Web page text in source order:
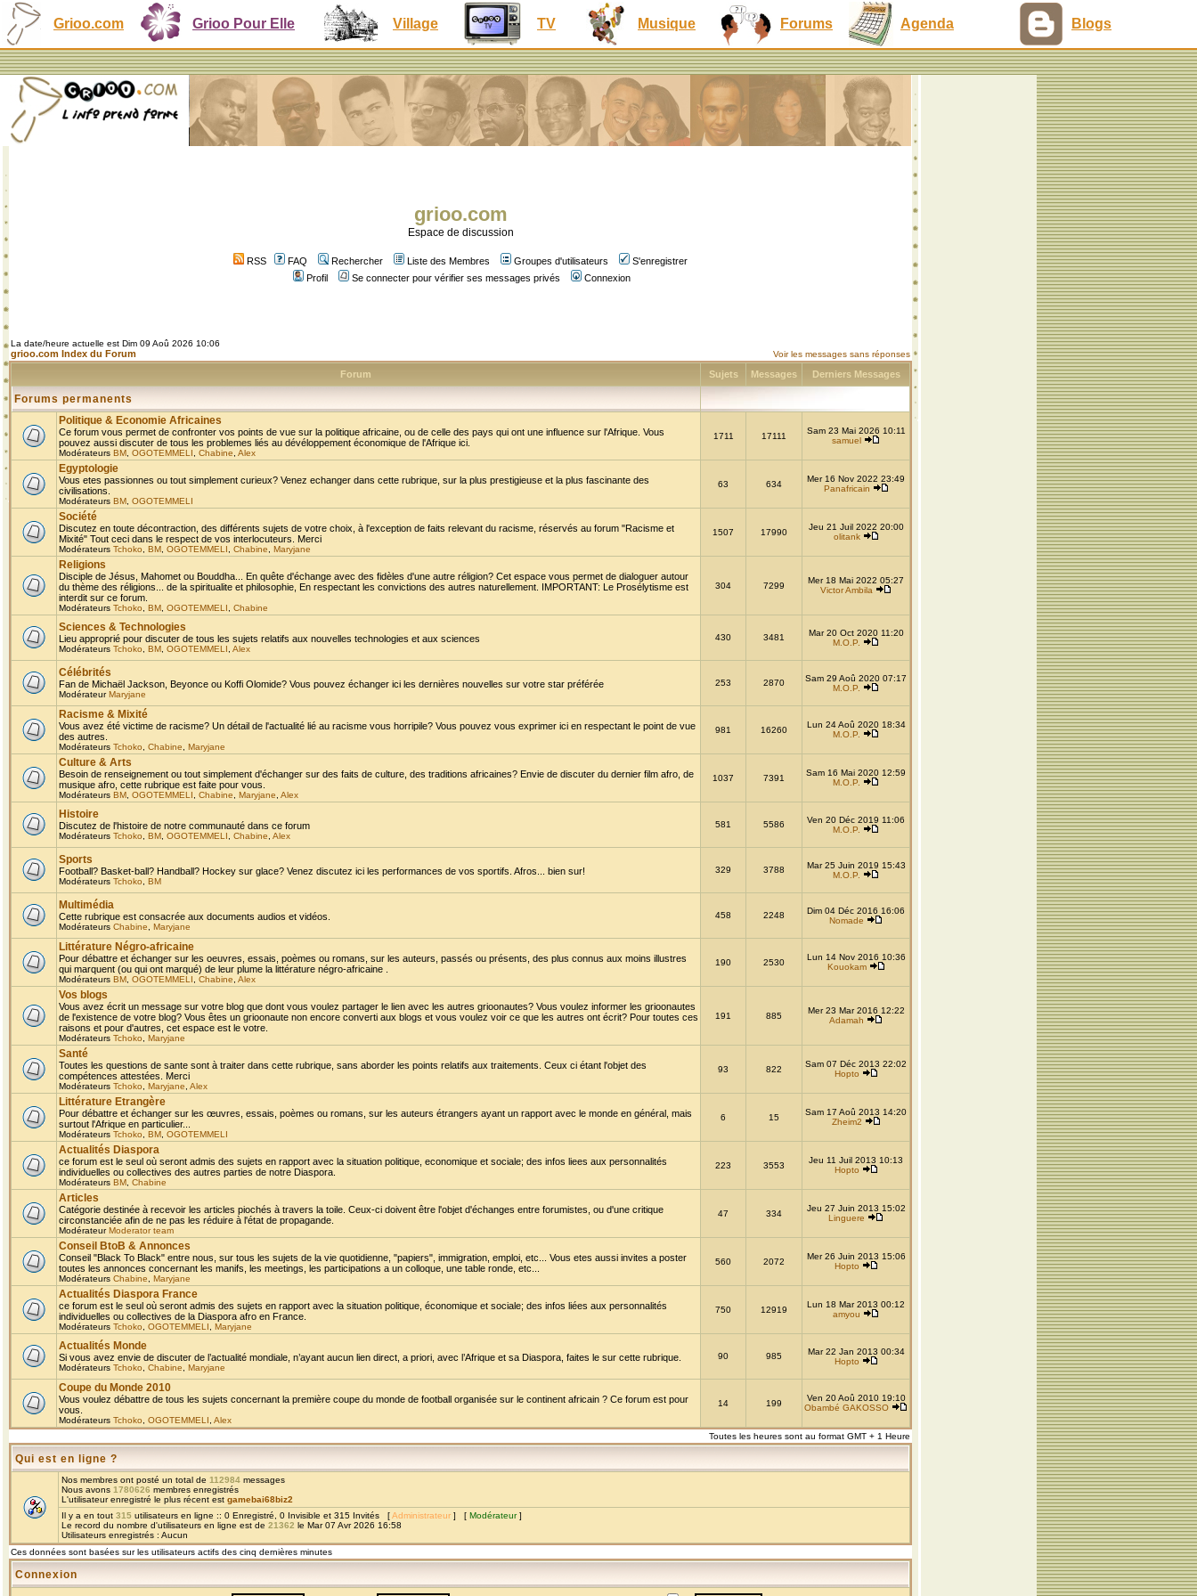
Grioo.com Grioo Pour Elle Village TV Musique Forums Agenda Blogs
grioo.com
Espace de discussion
RSS FAQ Rechercher Liste des Membres Groupes d'utilisateurs
S'enregistrer
Profil
Se connecter pour vérifier ses messages privés Connexion
La date/heure actuelle est Dim 09 Aoû 2026 10:06
grioo.com Index du Forum Voir les messages sans réponses
Forum Sujets Messages Derniers Messages
Forums permanents
Politique & Economie Africaines
Ce forum vous permet de confronter vos points de vue sur la politique africaine, ou de celle des pays qui ont une influence sur l'Afrique. Vous
pouvez aussi discuter de tous les problemes liés au dévéloppement économique de l'Afrique ici.
Modérateurs BM OGOTEMMELI Chabine Alex
1711 17111
Sam 23 Mai 2026 10:11
samuel
Egyptologie
Vous etes passionnes ou tout simplement curieux? Venez echanger dans cette rubrique, sur la plus prestigieuse et la plus fascinante des
civilisations.
Modérateurs BM OGOTEMMELI
63 634
Mer 16 Nov 2022 23:49
Panafricain
Société
Discutez en toute décontraction, des différents sujets de votre choix, à l'exception de faits relevant du racisme, réservés au forum "Racisme et
Mixité" Tout ceci dans le respect de vos interlocuteurs. Merci
Modérateurs Tchoko BM OGOTEMMELI Chabine Maryjane
1507 17990
Jeu 21 Juil 2022 20:00
olitank
Religions
Disciple de Jésus, Mahomet ou Bouddha... En quête d'échange avec des fidèles d'une autre réligion? Cet espace vous permet de dialoguer autour
du thème des réligions... de la spiritualite et philosophie, En respectant les convictions des autres naturellement. IMPORTANT: Le Prosélytisme est
interdit sur ce forum.
Modérateurs Tchoko BM OGOTEMMELI Chabine
304 7299
Mer 18 Mai 2022 05:27
Victor Ambila
Sciences & Technologies
Lieu approprié pour discuter de tous les sujets relatifs aux nouvelles technologies et aux sciences
Modérateurs Tchoko BM OGOTEMMELI Alex
430 3481
Mar 20 Oct 2020 11:20
M.O.P.
Célébrités
Fan de Michaël Jackson, Beyonce ou Koffi Olomide? Vous pouvez échanger ici les dernières nouvelles sur votre star préférée
ModérateurMaryjane
253 2870
Sam 29 Aoû 2020 07:17
M.O.P.
Racisme & Mixité
Vous avez été victime de racisme? Un détail de l'actualité lié au racisme vous horripile? Vous pouvez vous exprimer ici en respectant le point de vue
des autres.
Modérateurs Tchoko Chabine Maryjane
981 16260
Lun 24 Aoû 2020 18:34
M.O.P.
Culture & Arts
Besoin de renseignement ou tout simplement d'échanger sur des faits de culture, des traditions africaines? Envie de discuter du dernier film afro, de
musique afro, cette rubrique est faite pour vous.
Modérateurs BM OGOTEMMELI Chabine Maryjane Alex
1037 7391
Sam 16 Mai 2020 12:59
M.O.P.
Histoire
Discutez de l'histoire de notre communauté dans ce forum
Modérateurs Tchoko BM OGOTEMMELI Chabine Alex
581 5586
Ven 20 Déc 2019 11:06
M.O.P.
Sports
Football? Basket-ball? Handball? Hockey sur glace? Venez discutez ici les performances de vos sportifs. Afros... bien sur!
Modérateurs Tchoko BM
329 3788
Mar 25 Juin 2019 15:43
M.O.P.
Multimédia
Cette rubrique est consacrée aux documents audios et vidéos.
Modérateurs Chabine Maryjane
458 2248
Dim 04 Déc 2016 16:06
Nomade
Littérature Négro-africaine
Pour débattre et échanger sur les oeuvres, essais, poèmes ou romans, sur les auteurs, passés ou présents, des plus connus aux moins illustres
qui marquent (ou qui ont marqué) de leur plume la littérature négro-africaine .
Modérateurs BM OGOTEMMELI Chabine Alex
190 2530
Lun 14 Nov 2016 10:36
Kouokam
Vos blogs
Vous avez écrit un message sur votre blog que dont vous voulez partager le lien avec les autres grioonautes? Vous voulez informer les grioonautes
de l'existence de votre blog? Vous êtes un grioonaute non encore converti aux blogs et vous voulez voir ce que les autres ont écrit? Pour toutes ces
raisons et pour d'autres, cet espace est le votre.
Modérateurs Tchoko Maryjane
191 885
Mer 23 Mar 2016 12:22
Adamah
Santé
Toutes les questions de sante sont à traiter dans cette rubrique, sans aborder les points relatifs aux traitements. Ceux ci étant l'objet des
compétences attestées. Merci
Modérateurs Tchoko Maryjane Alex
93 822
Sam 07 Déc 2013 22:02
Hopto
Littérature Etrangère
Pour débattre et échanger sur les œuvres, essais, poèmes ou romans, sur les auteurs étrangers ayant un rapport avec le monde en général, mais
surtout l'Afrique en particulier...
Modérateurs Tchoko BM OGOTEMMELI
6 15
Sam 17 Aoû 2013 14:20
Zheim2
Actualités Diaspora
ce forum est le seul où seront admis des sujets en rapport avec la situation politique, economique et sociale; des infos liees aux personnalités
individuelles ou collectives des autres parties de notre Diaspora.
Modérateurs BM Chabine
223 3553
Jeu 11 Juil 2013 10:13
Hopto
Articles
Catégorie destinée à recevoir les articles piochés à travers la toile. Ceux-ci doivent être l'objet d'échanges entre forumistes, ou d'une critique
circonstanciée afin de ne pas les réduire à l'état de propagande.
ModérateurModerator team
47 334
Jeu 27 Juin 2013 15:02
Linguere
Conseil BtoB & Annonces
Conseil "Black To Black" entre nous, sur tous les sujets de la vie quotidienne, "papiers", immigration, emploi, etc... Vous etes aussi invites a poster
toutes les annonces concernant les manifs, les meetings, les participations a un colloque, une table ronde, etc...
Modérateurs Chabine Maryjane
560 2072
Mer 26 Juin 2013 15:06
Hopto
Actualités Diaspora France
ce forum est le seul où seront admis des sujets en rapport avec la situation politique, économique et sociale; des infos liées aux personnalités
individuelles ou collectives de la Diaspora afro en France.
Modérateurs Tchoko OGOTEMMELI Maryjane
750 12919
Lun 18 Mar 2013 00:12
amyou
Actualités Monde
Si vous avez envie de discuter de l’actualité mondiale, n’ayant aucun lien direct, a priori, avec l’Afrique et sa Diaspora, faites le sur cette rubrique.
Modérateurs Tchoko Chabine Maryjane
90 985
Mar 22 Jan 2013 00:34
Hopto
Coupe du Monde 2010
Vous voulez débattre de tous les sujets concernant la première coupe du monde de football organisée sur le continent africain ? Ce forum est pour
vous.
Modérateurs Tchoko OGOTEMMELI Alex
14 199
Ven 20 Aoû 2010 19:10
Obambé GAKOSSO
Toutes les heures sont au format GMT + 1 Heure
Qui est en ligne ?
Nos membres ont posté un total de 112984 messages
Nous avons 1780626 membres enregistrés
L'utilisateur enregistré le plus récent est gamebai68biz2
Il y a en tout 315 utilisateurs en ligne :: 0 Enregistré, 0 Invisible et 315 Invités [Administrateur ] [ Modérateur]
Le record du nombre d'utilisateurs en ligne est de 21362 le Mar 07 Avr 2026 16:58
Utilisateurs enregistrés : Aucun
Ces données sont basées sur les utilisateurs actifs des cinq dernières minutes
Connexion